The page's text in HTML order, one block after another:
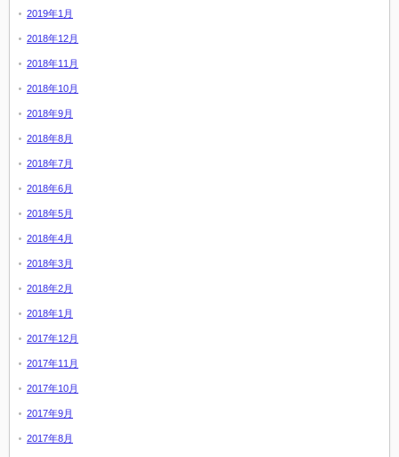
2019年1月
2018年12月
2018年11月
2018年10月
2018年9月
2018年8月
2018年7月
2018年6月
2018年5月
2018年4月
2018年3月
2018年2月
2018年1月
2017年12月
2017年11月
2017年10月
2017年9月
2017年8月